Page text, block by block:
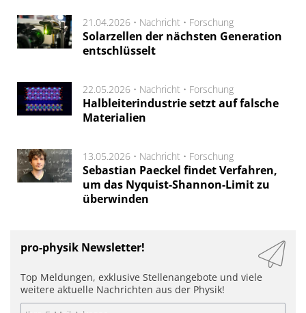
21.04.2026 • Nachricht • Forschung
Solarzellen der nächsten Generation
entschlüsselt
22.05.2026 • Nachricht • Forschung
Halbleiterindustrie setzt auf falsche
Materialien
13.05.2026 • Nachricht • Forschung
Sebastian Paeckel findet Verfahren,
um das Nyquist-Shannon-Limit zu
überwinden
pro-physik Newsletter!
Top Meldungen, exklusive Stellenangebote und viele
weitere aktuelle Nachrichten aus der Physik!